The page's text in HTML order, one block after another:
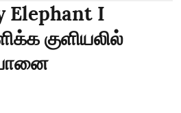
Elephant I
குளியலில்
யானை